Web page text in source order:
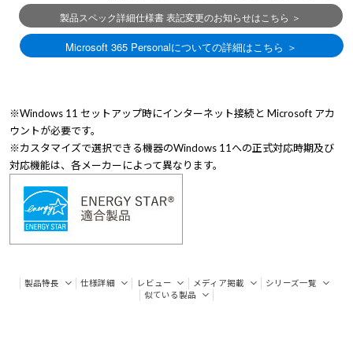
※Windows 11 セットアップ時にインターネット接続と Microsoft アカ
ウントが必要です。
※カスタマイズで選択できる機器のWindows 11への正式対応時期及び
対応機能は、各メーカーによって異なります。
製品特長 仕様詳細 レビュー メディア掲載
シリーズ一覧
似ている製品